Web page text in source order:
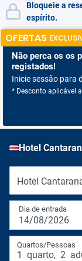
Bloqueie a
espírito.
OFERTAS
Não perca os os
registados!
Inicie sessão para
* Desconto aplicável
Hotel
Hotel
Dia de entrada
14/08/2026
Quartos/Pessoas
1 quarto, 2